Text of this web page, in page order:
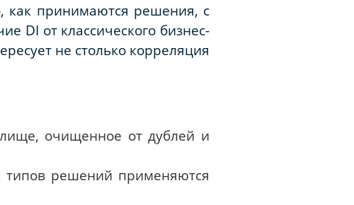
как принимаются решения, с
DI от классического бизнес-
не столько корреляция
очищенное от дублей и
типов решений применяются